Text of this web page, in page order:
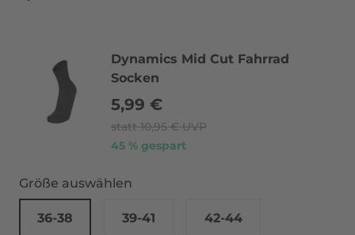
Dynamics Mid Cut Fahrrad
Socken
5,99 €
statt 10,95 € UVP
45 % gespart
Größe auswählen
36-38 39-41 42-44